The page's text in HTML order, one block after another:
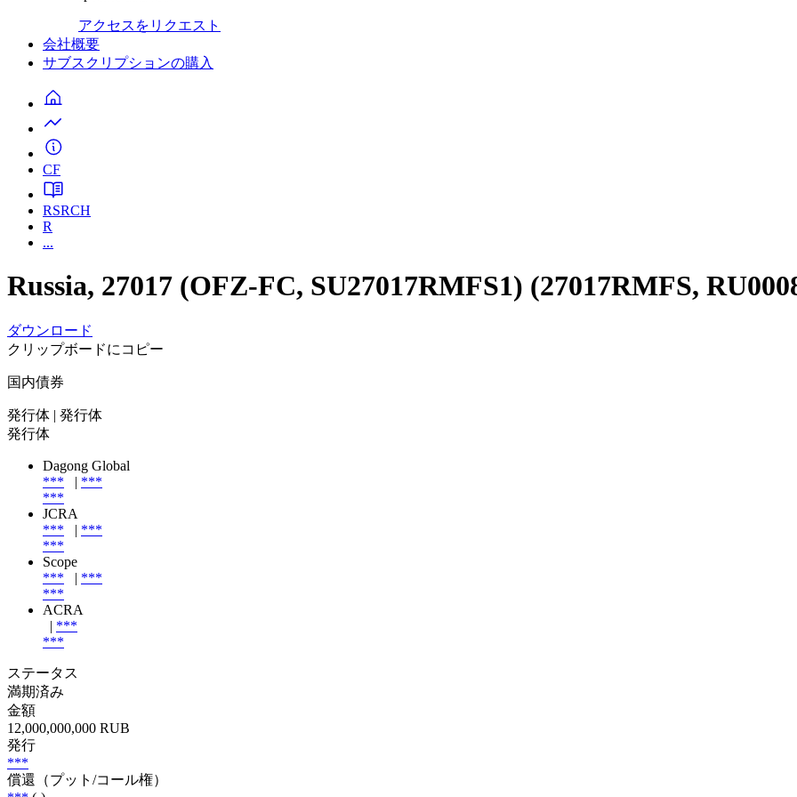
アクセスをリクエスト
会社概要
サブスクリプションの購入
CF
RSRCH
R
...
Russia, 27017 (OFZ-FC, SU27017RMFS1) (27017RMFS,
ダウンロード
クリップボードにコピー
国内債券
発行体 | 発行体
発行体
Dagong Global
***
| ***
***
JCRA
***
| ***
***
Scope
***
| ***
***
ACRA
| ***
***
ステータス
満期済み
金額
12,000,000,000 RUB
発行
***
償還（プット/コール権）